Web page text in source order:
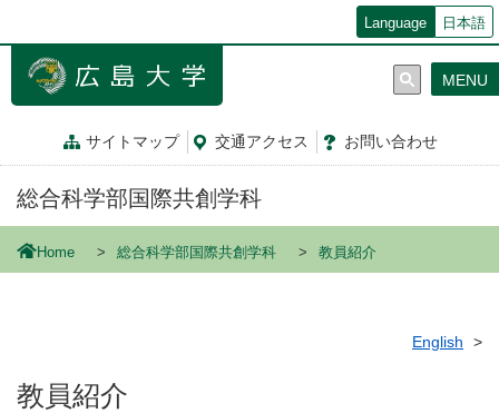
ン
Language 日本語
サイトマップ 交通アクセス お問い合わせ
MENU
総合科学部国際共創学科
Home 総合科学部国際共創学科 教員紹介
English
教員紹介